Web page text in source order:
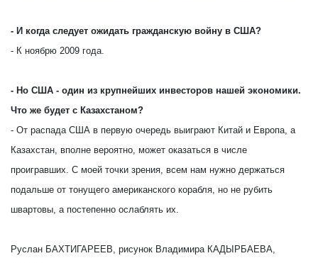
- И когда следует ожидать гражданскую войну в США?
- К ноябрю 2009 года.
- Но США - один из крупнейших инвесторов нашей экономики.
Что же будет с Казахстаном?
- От распада США в первую очередь выиграют Китай и Европа, а
Казахстан, вполне вероятно, может оказаться в числе
проигравших. С моей точки зрения, всем нам нужно держаться
подальше от тонущего американского корабля, но не рубить
швартовы, а постепенно ослаблять их.
Руслан БАХТИГАРЕЕВ, рисунок Владимира КАДЫРБАЕВА,